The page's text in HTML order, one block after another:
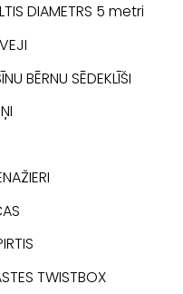
DIAMETRS 5 metri
BĒRNU SĒDEKLĪŠI
TWISTBOX